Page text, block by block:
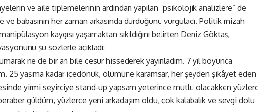
ve aile tiplemelerinin ardından yapılan “psikolojik analizlere” de
babasının her zaman arkasında durduğunu vurguladı. Politik mizah
kaygısı yaşamaktan sıkıldığını belirten Deniz Göktaş,
şu sözlerle açıkladı:
ne de bir an bile cesur hissederek yayınladım. 7 yıl boyunca
25 yaşıma kadar içedönük, ölümüne karamsar, her şeyden şikâyet eden
yirmi seyirciye stand-up yapsam yeterince mutlu olacakken
güldüm, yüzlerce yeni arkadaşım oldu, çok kalabalık ve sevgi dolu